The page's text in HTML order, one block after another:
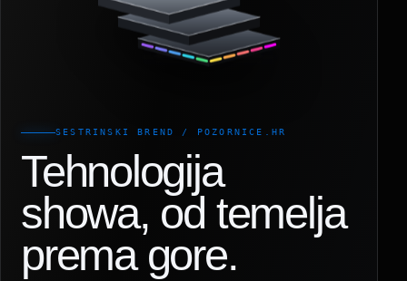
SESTRINSKI BREND / POZORNICE.HR
Tehnologija
showa, od temelja
prema gore.